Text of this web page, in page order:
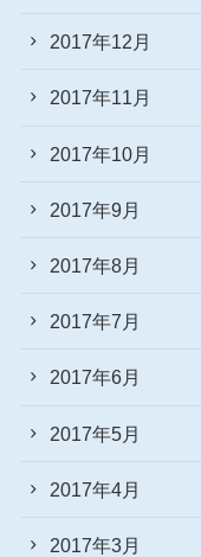
2017年12月
2017年11月
2017年10月
2017年9月
2017年8月
2017年7月
2017年6月
2017年5月
2017年4月
2017年3月